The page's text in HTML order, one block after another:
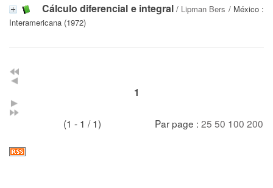
Cálculo diferencial e integral/ Lipman Bers / México :
Interamericana (1972)
1
(1 - 1 / 1) Par page : 25 50 100 200